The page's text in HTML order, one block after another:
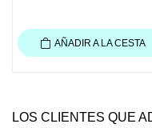
AÑADIR A LA CESTA
LOS CLIENTES QUE